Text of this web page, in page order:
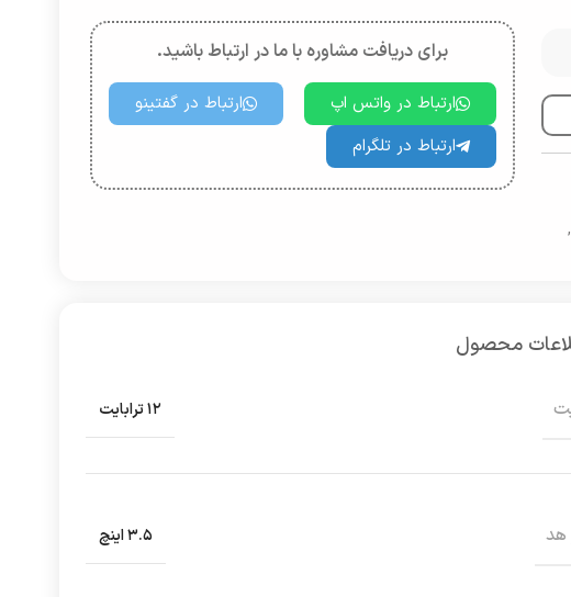
,
برای دریافت مشاوره با ما در ارتباط باشید.
ارتباط در واتس اپ
ارتباط در گفتینو
ارتباط در تلگرام
محصول
۱۲ ترابایت
هد ۳.۵ اینچ